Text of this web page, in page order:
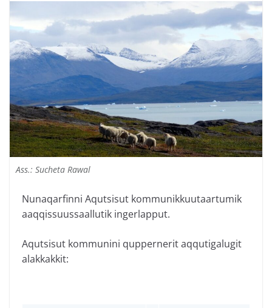
Ass.: Sucheta Rawal
Nunaqarfinni Aqutsisut kommunikkuutaartumik
aaqqissuussaallutik ingerlapput.
Aqutsisut kommunini quppernerit aqqutigalugit
alakkakkit: